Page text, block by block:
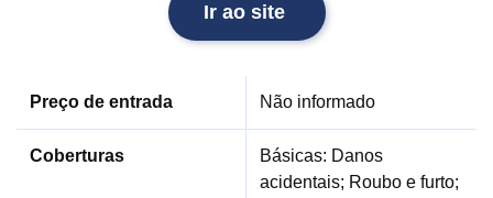
Ir ao site
Preço de entrada Não informado
Coberturas
Básicas: Danos
acidentais; Roubo e furto;